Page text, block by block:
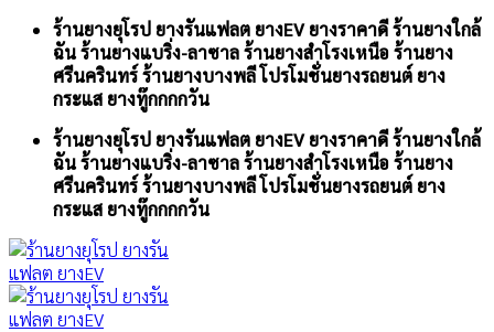
Skip
content
ร้านยางยุโรป ยางรันแฟลต ยางEV ยางราคาดี ร้านยางใกล้
ฉัน ร้านยางแบริ่ง-ลาซาล ร้านยางสำโรงเหนือ ร้านยาง
ศรีนครินทร์ ร้านยางบางพลี โปรโมชั่นยางรถยนต์ ยาง
กระแส ยางทู๊กกกกวัน
ร้านยางยุโรป ยางรันแฟลต ยางEV ยางราคาดี ร้านยางใกล้
ฉัน ร้านยางแบริ่ง-ลาซาล ร้านยางสำโรงเหนือ ร้านยาง
ศรีนครินทร์ ร้านยางบางพลี โปรโมชั่นยางรถยนต์ ยาง
กระแส ยางทู๊กกกกวัน